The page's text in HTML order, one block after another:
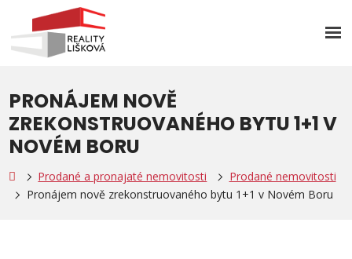
PRONÁJEM NOVĚ
ZREKONSTRUOVANÉHO BYTU 1+1 V
NOVÉM BORU
Prodané a pronajaté nemovitosti
Prodané nemovitosti
Pronájem nově zrekonstruovaného bytu 1+1 v Novém Boru